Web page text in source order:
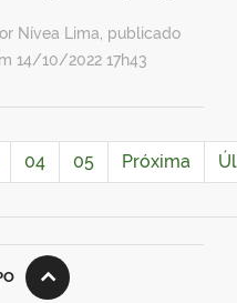
Nívea Lima, publicado
14/10/2022 17h43
04 05 Próxima